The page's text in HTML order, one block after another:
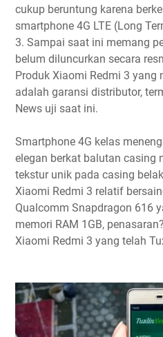
cukup beruntung karena
smartphone 4G LTE (Long
3. Sampai saat ini memang
belum diluncurkan secara
Produk Xiaomi Redmi 3
adalah garansi distributor,
News uji saat ini.
Smartphone 4G kelas
elegan berkat balutan casing
tekstur unik pada casing
Xiaomi Redmi 3 relatif
Qualcomm Snapdragon 616
memori RAM 1GB,
Xiaomi Redmi 3 yang telah